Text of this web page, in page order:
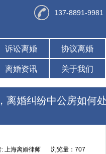
137-8891-9981
诉讼离婚 协议离婚
离婚资讯 关于我们
离婚纠纷中公房如何
: 上海离婚律师
浏览量：707